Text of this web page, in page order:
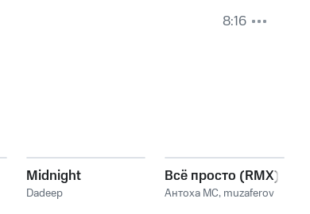
8:16
Midnight
Dadeep
Всё просто (RMX)
Антоха МС, muzaferov